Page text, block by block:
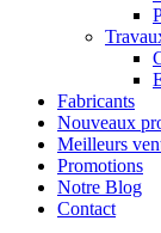
Fabricants
Nouveaux
Meilleurs
Promotions
Notre Blog
Contact